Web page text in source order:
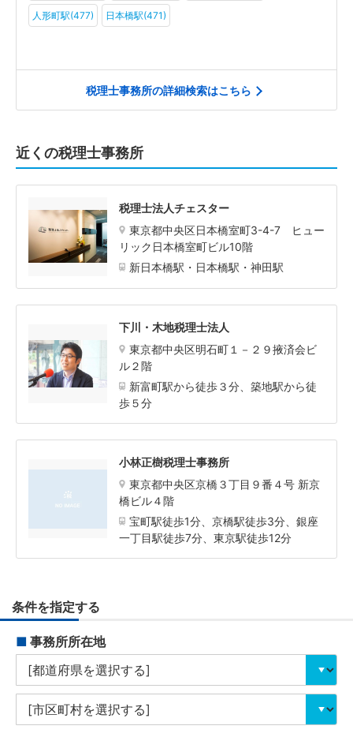
人形町駅(477) 日本橋駅(471)
税理士事務所の詳細検索はこちら
近くの税理士事務所
税理士法人チェスター
東京都中央区日本橋室町3-4-7 ヒュー
リック日本橋室町ビル10階
新日本橋駅・日本橋駅・神田駅
下川・木地税理士法人
東京都中央区明石町１－２９掖済会ビ
ル２階
新富町駅から徒歩３分、築地駅から徒
歩５分
小林正樹税理士事務所
東京都中央区京橋３丁目９番４号 新京
橋ビル４階
宝町駅徒歩1分、京橋駅徒歩3分、銀座
一丁目駅徒歩7分、東京駅徒歩12分
条件を指定する
■ 事務所所在地